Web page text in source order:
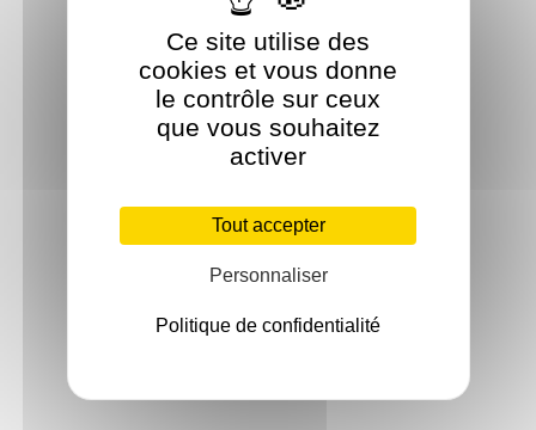
Ce site utilise des
cookies et vous donne
le contrôle sur ceux
que vous souhaitez
activer
Tout accepter
Personnaliser
Politique de confidentialité